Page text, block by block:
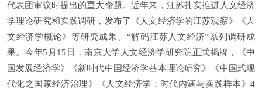
代表团审议时提出的重大命题。近年来，江苏扎实推进人文经济
学理论研究和实践调研，发布了《人文经济学的江苏观察》《人
文经济学概论》等研究成果、“解码江苏人文经济”系列调研成
果。今年5月15日，南京大学人文经济学研究院正式揭牌，《中
国发展经济学》《新时代中国经济学基本理论研究》《中国式现
代化之国家经济治理》《人文经济学：时代内涵与实践样本》4